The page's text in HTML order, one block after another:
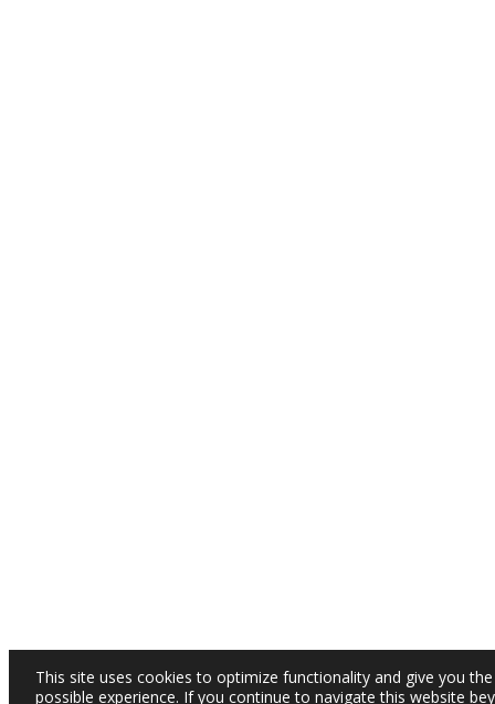
This site uses cookies to optimize functionality and give you
possible experience. If you continue to navigate this website